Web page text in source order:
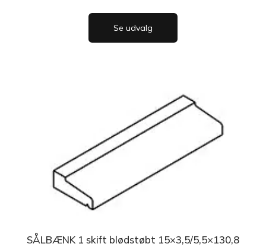
Se udvalg
SÅLBÆNK 1 skift blødstøbt 15×3,5/5,5×130,8